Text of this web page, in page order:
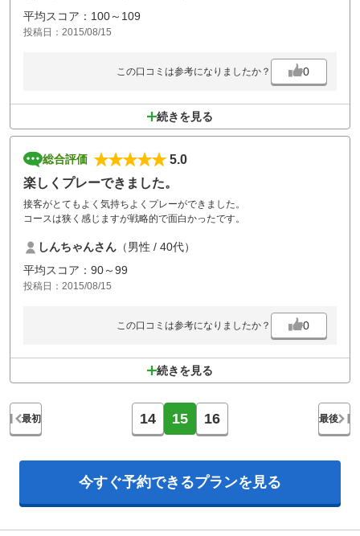
平均スコア：100～109
投稿日：2015/08/15
この口コミは参考になりましたか？ 0
続きを見る
総合評価
5.0
楽しくプレーできました。
接客がとてもよく気持ちよくプレーができました。
コースは狭く感じますが戦略的で面白かったです。
しんちゃんさん （男性 / 40代）
平均スコア：90～99
投稿日：2015/08/15
この口コミは参考になりましたか？ 0
続きを見る
最初 14 15 16 最後
今すぐ予約できるプランを見る